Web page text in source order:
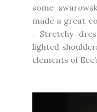
some
made a great
. Stretchy
lighted
elements of